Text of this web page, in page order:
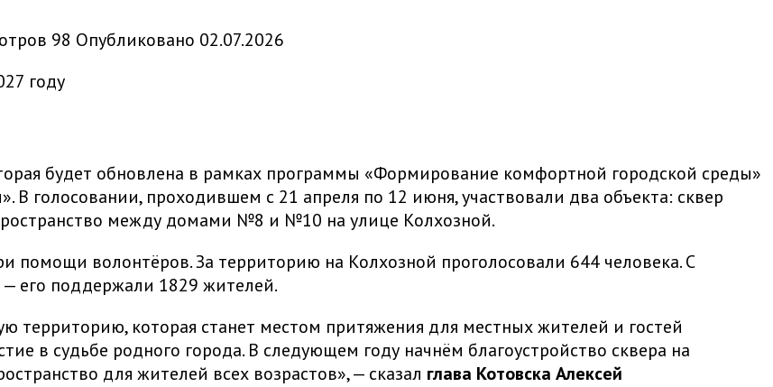
98 Опубликовано 02.07.2026
будет обновлена в рамках программы «Формирование комфортной городской среды»
В голосовании, проходившем с 21 апреля по 12 июня, участвовали два объекта: сквер
между домами №8 и №10 на улице Колхозной.
помощи волонтёров. За территорию на Колхозной проголосовали 644 человека. С
его поддержали 1829 жителей.
которая станет местом притяжения для местных жителей и гостей
в судьбе родного города. В следующем году начнём благоустройство сквера на
для жителей всех возрастов», — сказал глава Котовска Алексей